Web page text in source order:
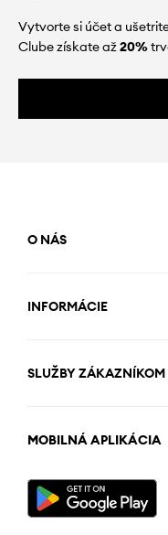
Vytvorte si účet a
Clube získate až20%
O NÁS
INFORMÁCIE
SLUŽBY ZÁKAZNÍKOM
MOBILNÁ APLIKÁCIA